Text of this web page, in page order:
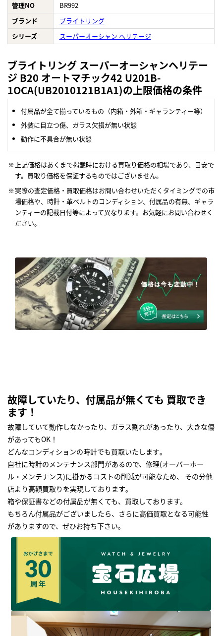
管理NO
BR992
ブランド
ブライトリング
シリーズ
スーパーオーシャン ヘリテージ
ブライトリング スーパーオーシャンヘリテー
ジ B20 オートマチック42 U201B-
1OCA(UB2010121B1A1)の上限価格の条件
付属品が全て揃っているもの（内箱・外箱・ギャランティー等）
外装に目立つ傷、ガラス欠損が無い状態
動作に不具合が無い状態
上記価格はあくまで掲載時における買取り価格の相場であり、目安で
す。買取り価格を保証するものではございません。
実際の査定価格・買取価格はお問い合わせいただくタイミングでの市
場価格や、時計・革ベルトのコンディション、付属品の有無、ギャラ
ンティーの記載日付等によって異なります。お気軽にお問い合わせく
ださい。
故障していたり、付属品が無くても 買取でき
ます！
故障していて動作しなかったり、ガラス割れがあったり、大きな傷
があってもOK！
どんなコンディションの時計でも買取いたします｡
自社に時計のメンテナンス部門があるので、修理(オーバーホー
ル・メンテナンス)に掛かるコストの削減が可能なため、 その分他
店より高額買取りを実現しております｡
箱や保証書などの付属品が無くても、買取しております。
もちろん付属品がございましたら、さらに高価買取となる可能性
がありますので、ぜひお持ち下さい｡